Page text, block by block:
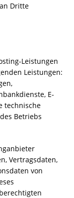
Dritte
Leistungen
Leistungen:
E-
technische
Betriebs
Vertragsdaten,
von